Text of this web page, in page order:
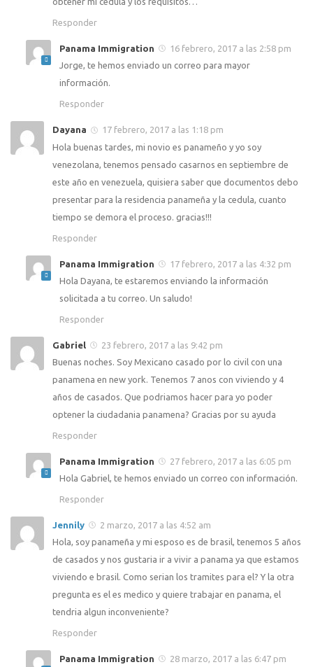
Responder
Panama Immigration
16 febrero, 2017 a las 2:58 pm
Jorge, te hemos enviado un correo para mayor
información.
Responder
Dayana
17 febrero, 2017 a las 1:18 pm
Hola buenas tardes, mi novio es panameño y yo soy
venezolana, tenemos pensado casarnos en septiembre de
este año en venezuela, quisiera saber que documentos debo
presentar para la residencia panameña y la cedula, cuanto
tiempo se demora el proceso. gracias!!!
Responder
Panama Immigration
17 febrero, 2017 a las 4:32 pm
Hola Dayana, te estaremos enviando la información
solicitada a tu correo. Un saludo!
Responder
Gabriel
23 febrero, 2017 a las 9:42 pm
Buenas noches. Soy Mexicano casado por lo civil con una
panamena en new york. Tenemos 7 anos con viviendo y 4
años de casados. Que podriamos hacer para yo poder
optener la ciudadania panamena? Gracias por su ayuda
Responder
Panama Immigration
27 febrero, 2017 a las 6:05 pm
Hola Gabriel, te hemos enviado un correo con información.
Responder
Jennily
2 marzo, 2017 a las 4:52 am
Hola, soy panameña y mi esposo es de brasil, tenemos 5 años
de casados y nos gustaria ir a vivir a panama ya que estamos
viviendo e brasil. Como serian los tramites para el? Y la otra
pregunta es el es medico y quiere trabajar en panama, el
tendria algun inconveniente?
Responder
Panama Immigration
28 marzo, 2017 a las 6:47 pm